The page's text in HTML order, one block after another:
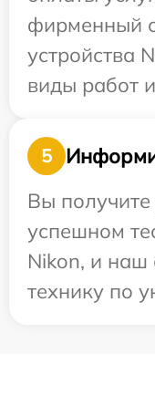
фирменный
устройства
виды работ
5
Вы
успешном
Nikon, и наш
технику по